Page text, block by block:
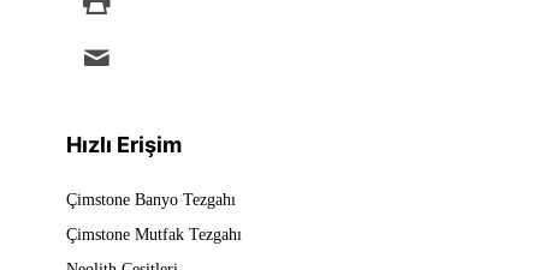
Hızlı Erişim
Çimstone Banyo Tezgahı
Çimstone Mutfak Tezgahı